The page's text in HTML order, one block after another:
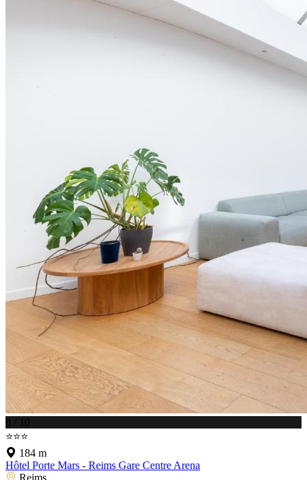
8 / 10
⭐⭐⭐
184 m
Hôtel Porte Mars - Reims Gare Centre Arena
Reims